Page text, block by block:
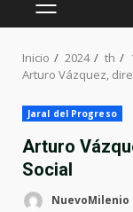
MENÚ
Inicio 2024 th
Arturo Vázquez,
Jaral del Progreso
Arturo
Social
NuevoMilenio